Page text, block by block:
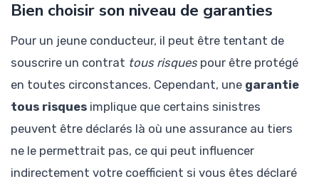
Bien choisir son niveau de garanties
Pour un jeune conducteur, il peut être tentant de
souscrire un contrat tous risquespour être protégé
en toutes circonstances. Cependant, une garantie
tous risques implique que certains sinistres
peuvent être déclarés là où une assurance au tiers
ne le permettrait pas, ce qui peut influencer
indirectement votre coefficient si vous êtes déclaré